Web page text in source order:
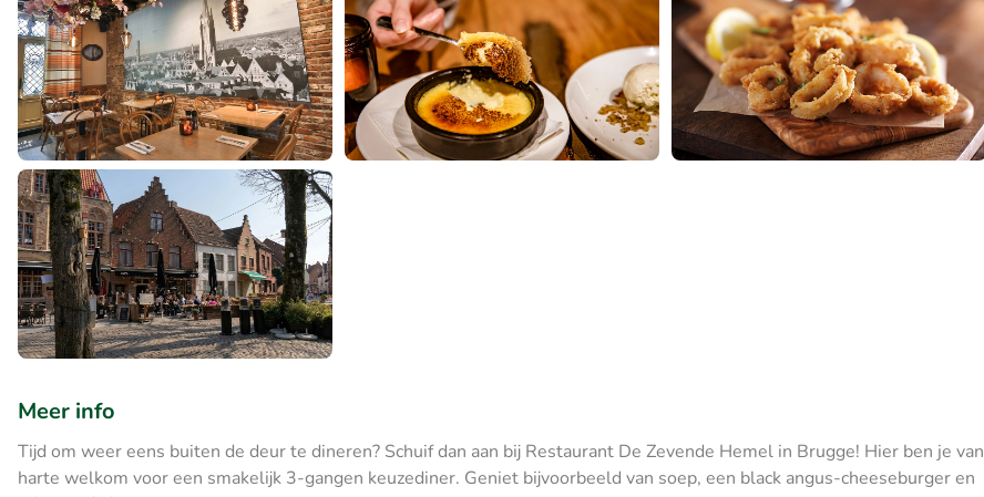
Meer info
Tijd om weer eens buiten de deur te dineren? Schuif dan aan bij Restaurant De Zevende Hemel in Brugge! Hier ben je van
harte welkom voor een smakelijk 3-gangen keuzediner. Geniet bijvoorbeeld van soep, een black angus-cheeseburger en